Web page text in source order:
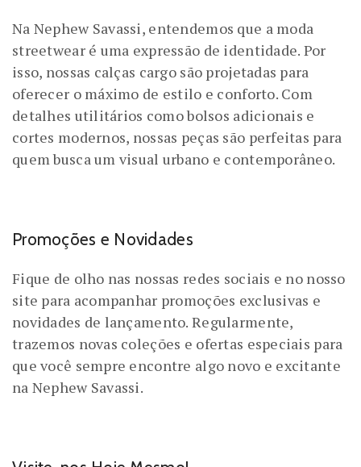
Na Nephew Savassi, entendemos que a moda
streetwear é uma expressão de identidade. Por
isso, nossas calças cargo são projetadas para
oferecer o máximo de estilo e conforto. Com
detalhes utilitários como bolsos adicionais e
cortes modernos, nossas peças são perfeitas para
quem busca um visual urbano e contemporâneo.
Promoções e Novidades
Fique de olho nas nossas redes sociais e no nosso
site para acompanhar promoções exclusivas e
novidades de lançamento. Regularmente,
trazemos novas coleções e ofertas especiais para
que você sempre encontre algo novo e excitante
na Nephew Savassi.